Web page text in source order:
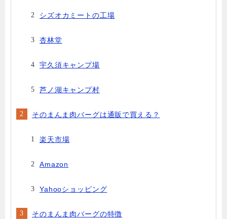
シズオカミートの工場
杏林堂
宇久須キャンプ場
芦ノ湖キャンプ村
そのまんま肉バーグは通販で買える？
楽天市場
Amazon
Yahooショッピング
そのまんま肉バーグの特徴